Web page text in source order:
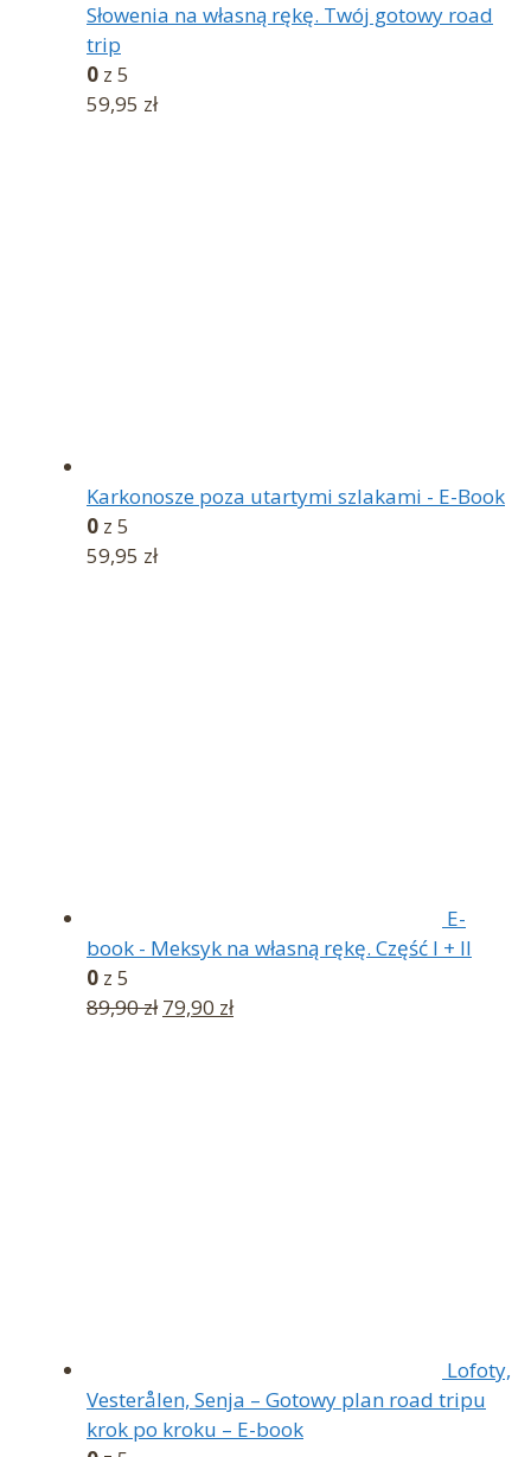
Słowenia na własną rękę. Twój gotowy road
trip
0 z 5
59,95 zł
Karkonosze poza utartymi szlakami - E-Book
0 z 5
59,95 zł
E-
book - Meksyk na własną rękę. Część I + II
0 z 5
89,90zł Pierwotna
79,90 złAktualna
Lofoty,
Vesterålen, Senja – Gotowy plan road tripu
krok po kroku – E-book